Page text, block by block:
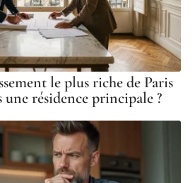
le plus riche de Paris
résidence principale ?